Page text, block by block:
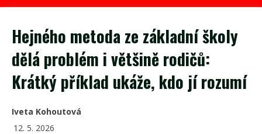
Hejného metoda ze základní školy
dělá problém i většině rodičů:
Krátký příklad ukáže, kdo jí rozumí
Iveta Kohoutová
12. 5. 2026